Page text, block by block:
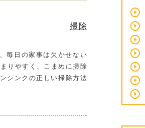
掃除
毎日の家事は欠かせない
りやすく、こまめに掃除
シンクの正しい掃除方法